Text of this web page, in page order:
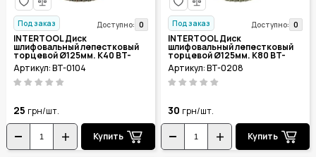
Под заказ Доступно: 0
INTERTOOL Диск
шлифовальный лепестковый
торцевой Ø125мм. К40 BT-
0104
Артикул: BT-0104
25 грн/шт.
Купить
Под заказ Доступно: 0
INTERTOOL Диск
шлифовальный лепестковый
торцевой Ø125мм. К80 BT-
0208
Артикул: BT-0208
30 грн/шт.
Купить